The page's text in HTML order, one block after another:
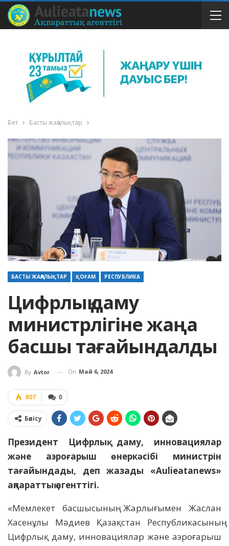
Бет Басты жаңалықтар
БАСТЫ ЖАҢАЛЫҚТАР ҚОҒАМ РЕСПУБЛИКА
Цифрлық даму
министрлігіне жаңа
басшы тағайындалды
By Avtor On Май 6, 2024
0
807
Бөлісу
Президент Цифрлық даму, инновациялар
және аэроғарыш өнеркәсібі министрін
тағайындады, деп жазады «Aulieatanews»
ақпараттық агенттігі.
«Мемлекет басшысының Жарлығымен Жаслан
Хасенұлы Мәдиев Қазақстан Республикасының
Цифрлық даму, инновациялар және аэроғарыш